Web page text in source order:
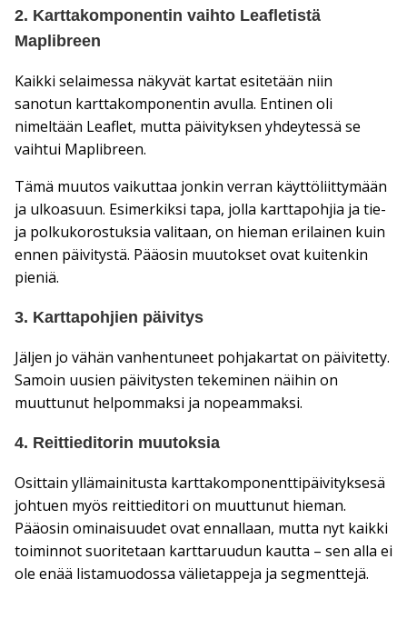
2. Karttakomponentin vaihto Leafletistä
Maplibreen
Kaikki selaimessa näkyvät kartat esitetään niin
sanotun karttakomponentin avulla. Entinen oli
nimeltään Leaflet, mutta päivityksen yhdeytessä se
vaihtui Maplibreen.
Tämä muutos vaikuttaa jonkin verran käyttöliittymään
ja ulkoasuun. Esimerkiksi tapa, jolla karttapohjia ja tie-
ja polkukorostuksia valitaan, on hieman erilainen kuin
ennen päivitystä. Pääosin muutokset ovat kuitenkin
pieniä.
3. Karttapohjien päivitys
Jäljen jo vähän vanhentuneet pohjakartat on päivitetty.
Samoin uusien päivitysten tekeminen näihin on
muuttunut helpommaksi ja nopeammaksi.
4. Reittieditorin muutoksia
Osittain yllämainitusta karttakomponenttipäivityksesä
johtuen myös reittieditori on muuttunut hieman.
Pääosin ominaisuudet ovat ennallaan, mutta nyt kaikki
toiminnot suoritetaan karttaruudun kautta – sen alla ei
ole enää listamuodossa välietappeja ja segmenttejä.